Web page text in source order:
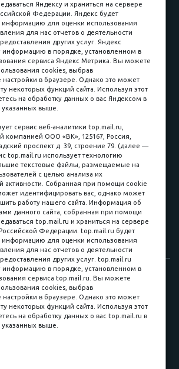
Контакты
Принимаем к оплате
Наличные
пл. Соляная, 6, стр. 16
8 (3822) 60-70-30
8 (3822) 50-39-09
8 (3822) 22-77-68
8 (3822) 50-48-50
8 (3822) 65-42-10
Компания «Мебельный куб».
Александрович. Россия, г. Томск, пл.
6 стр. 16, Цокольный этаж
Яндексу и храниться на сервере
Федерации. Яндекс будет
информацию для оценки использования
для нас отчетов о деятельности
других услуг. Яндекс
информацию в порядке, установленном в
сервиса Яндекс Метрика. Вы можете
cookies, выбрав
настройки в браузере. Однако это может
некоторых функций сайта. Используя этот
на обработку данных о вас Яндексом в
выше.
сервис веб-аналитики top.mail.ru,
компанией ООО «ВК», 125167, Россия,
проспект д. 39, строение 79. (далее —
top.mail.ru использует технологию
текстовые файлы, размещаемые на
с целью анализа их
активности. Собранная при помощи cookie
идентифицировать вас, однако может
работу нашего сайта. Информация об
данного сайта, собранная при помощи
top.mail.ru и храниться на сервере
Федерации. top.mail.ru будет
информацию для оценки использования
для нас отчетов о деятельности
других услуг. top.mail.ru
информацию в порядке, установленном в
сервиса top.mail.ru. Вы можете
cookies, выбрав
настройки в браузере. Однако это может
некоторых функций сайта. Используя этот
на обработку данных о вас top.mail.ru в
выше.